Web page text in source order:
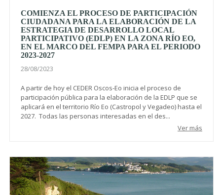
COMIENZA EL PROCESO DE PARTICIPACIÓN
CIUDADANA PARA LA ELABORACIÓN DE LA
ESTRATEGIA DE DESARROLLO LOCAL
PARTICIPATIVO (EDLP) EN LA ZONA RÍO EO,
EN EL MARCO DEL FEMPA PARA EL PERIODO
2023-2027
28/08/2023
A partir de hoy el CEDER Oscos-Eo inicia el proceso de
participación pública para la elaboración de la EDLP que se
aplicará en el territorio Río Eo (Castropol y Vegadeo) hasta el
2027. Todas las personas interesadas en el des...
Ver más